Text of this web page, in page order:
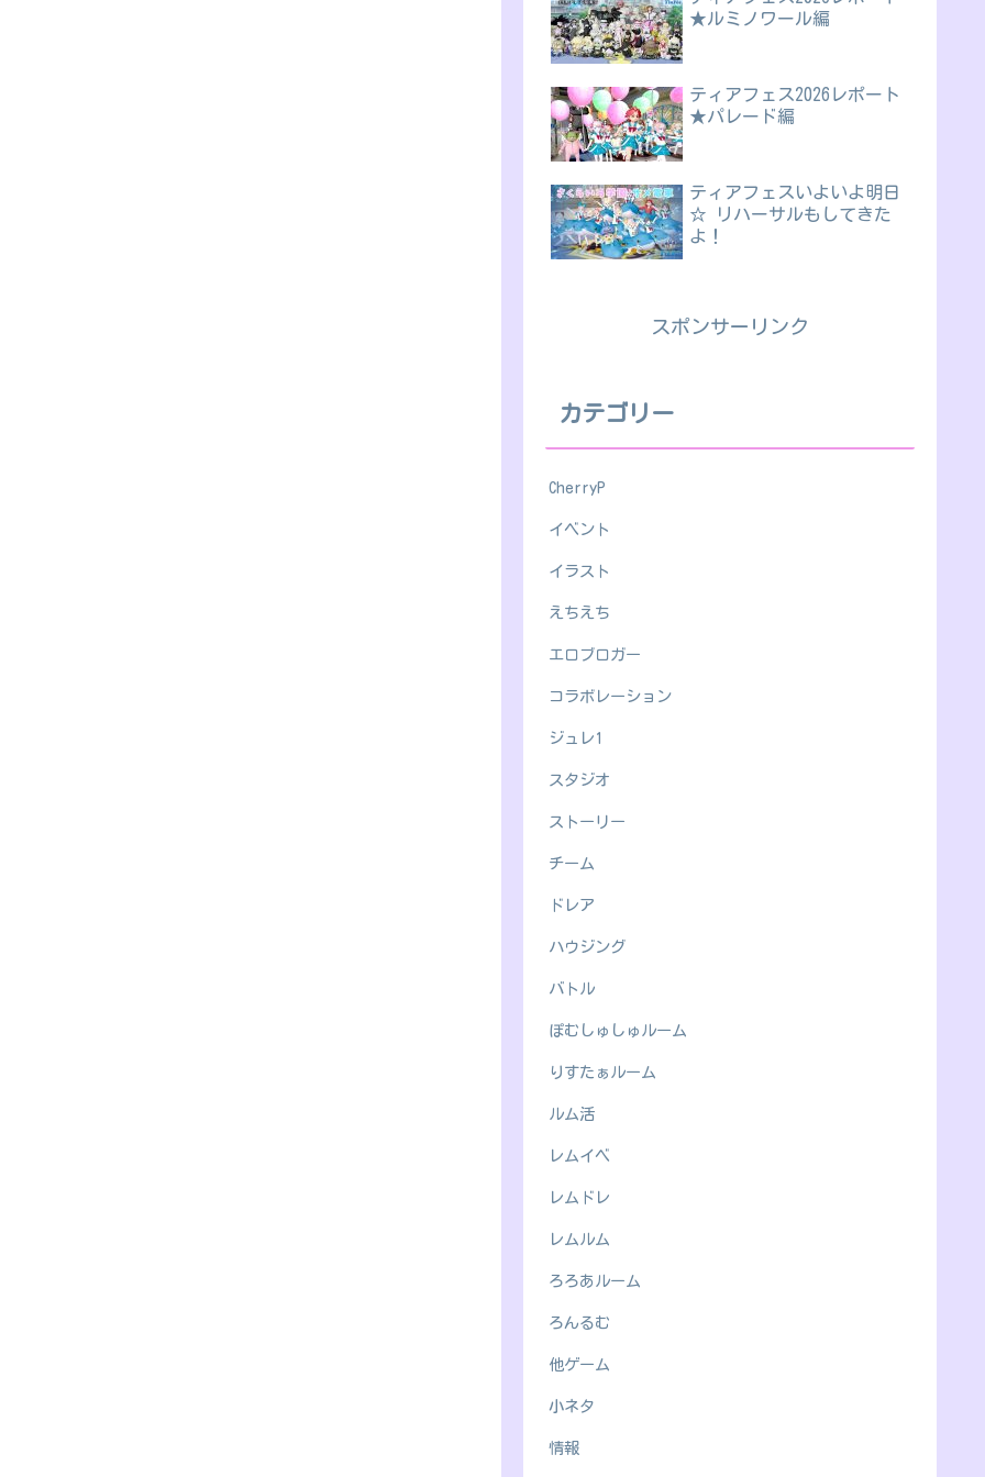
★ルミノワール編
ティアフェス2026レポート
★パレード編
ティアフェスいよいよ明日
☆ リハーサルもしてきた
よ！
スポンサーリンク
カテゴリー
CherryP
イベント
イラスト
えちえち
エロブロガー
コラボレーション
ジュレ1
スタジオ
ストーリー
チーム
ドレア
ハウジング
バトル
ぽむしゅしゅルーム
りすたぁルーム
ルム活
レムイベ
レムドレ
レムルム
ろろあルーム
ろんるむ
他ゲーム
小ネタ
情報